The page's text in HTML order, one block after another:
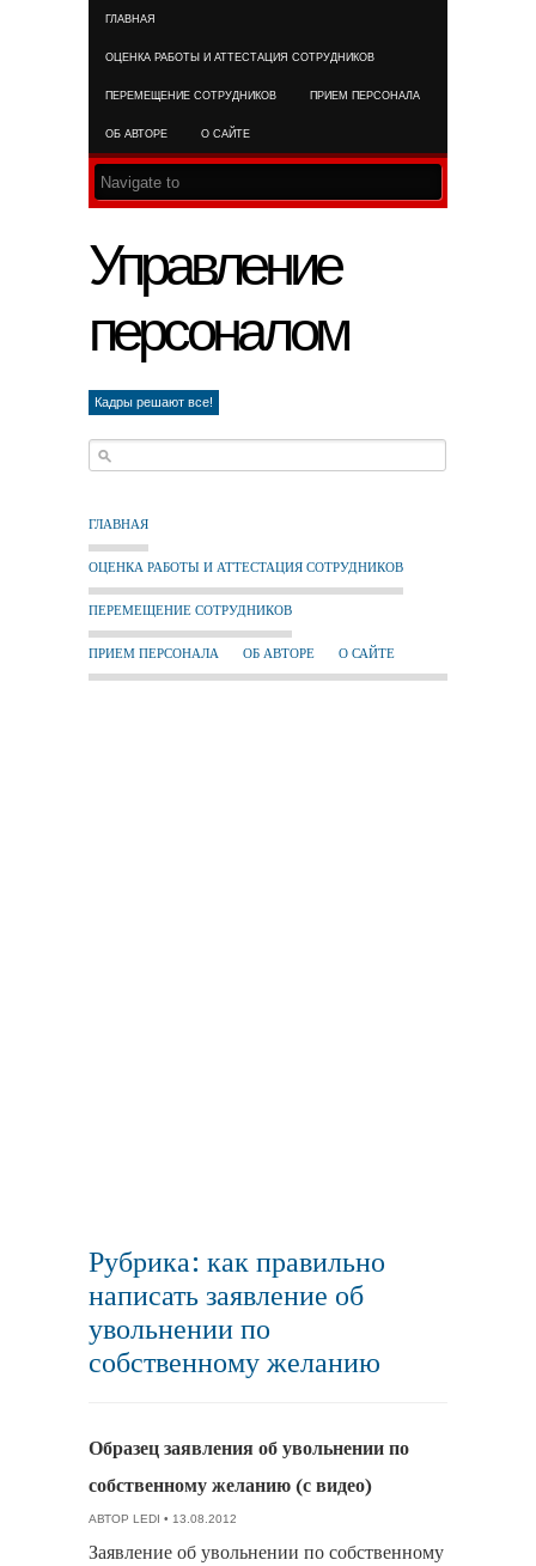
ГЛАВНАЯ
ОЦЕНКА РАБОТЫ И АТТЕСТАЦИЯ СОТРУДНИКОВ
ПЕРЕМЕЩЕНИЕ СОТРУДНИКОВ ПРИЕМ ПЕРСОНАЛА
ОБ АВТОРЕ О САЙТЕ
Управление
персоналом
Кадры решают все!
ГЛАВНАЯ
ОЦЕНКА РАБОТЫ И АТТЕСТАЦИЯ СОТРУДНИКОВ
ПЕРЕМЕЩЕНИЕ СОТРУДНИКОВ
ПРИЕМ ПЕРСОНАЛА ОБ АВТОРЕ О САЙТЕ
Рубрика: как правильно
написать заявление об
увольнении по
собственному желанию
Образец заявления об увольнении по
собственному желанию (с видео)
АВТОР LEDI • 13.08.2012
Заявление об увольнении по собственному